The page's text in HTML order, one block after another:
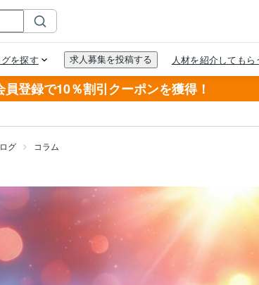
員登録で10％割引クーポンを獲得！
グ コラム